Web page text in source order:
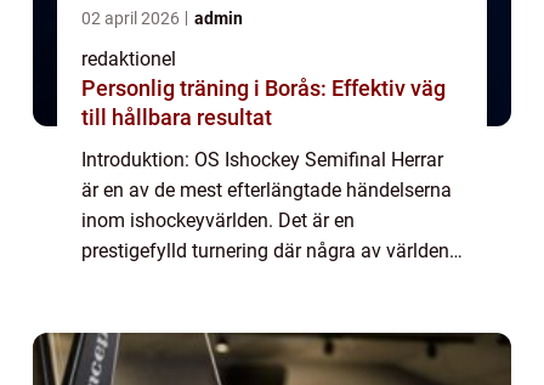
02 april 2026 admin
redaktionel
Personlig träning i Borås: Effektiv väg
till hållbara resultat
Introduktion: OS Ishockey Semifinal Herrar
är en av de mest efterlängtade händelserna
inom ishockeyvärlden. Det är en
prestigefylld turnering där några av världens
kom...